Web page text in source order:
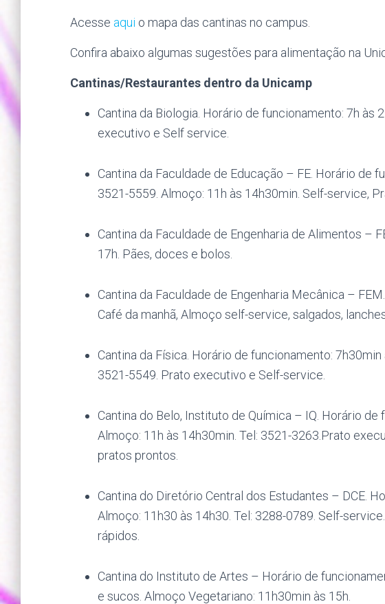
Acesse aqui o mapa das cantinas no campus.
Confira abaixo algumas sugestões para alimentação na
Cantinas/Restaurantes dentro da Unicamp
Cantina da Biologia. Horário de funcionamento: 7h às
executivo e Self service.
Cantina da Faculdade de Educação – FE. Horário de
3521-5559. Almoço: 11h às 14h30min. Self-service,
Cantina da Faculdade de Engenharia de Alimentos –
17h. Pães, doces e bolos.
Cantina da Faculdade de Engenharia Mecânica –
Café da manhã, Almoço self-service, salgados,
Cantina da Física. Horário de funcionamento:
3521-5549. Prato executivo e Self-service.
Cantina do Belo, Instituto de Química – IQ. Horário de
Almoço: 11h às 14h30min. Tel: 3521-3263.Prato
pratos prontos.
Cantina do Diretório Central dos Estudantes – DCE.
Almoço: 11h30 às 14h30. Tel: 3288-0789. Self-
rápidos.
Cantina do Instituto de Artes – Horário de
e sucos. Almoço Vegetariano: 11h30min às 15h.